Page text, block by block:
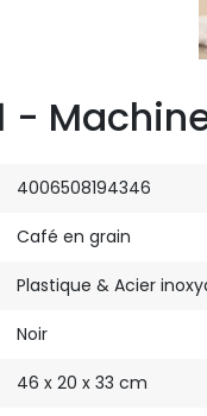
4006508194346
Café en grain
Plastique & Acier
Noir
46 x 20 x 33 cm